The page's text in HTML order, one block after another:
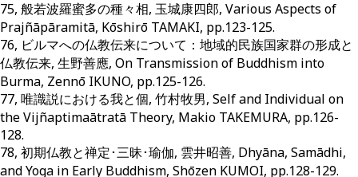
75, 般若波羅蜜多の種々相, 玉城康四郎, Various Aspects of
Prajñāpāramitā, Kōshirō TAMAKI, pp.123-125.
76, ビルマへの仏教伝来について：地域的民族国家群の形成と
仏教伝来, 生野善應, On Transmission of Buddhism into
Burma, Zennō IKUNO, pp.125-126.
77, 唯識説における我と個, 竹村牧男, Self and Individual on
the Vijñaptimaātratā Theory, Makio TAKEMURA, pp.126-
128.
78, 初期仏教と禅定･三昧･瑜伽, 雲井昭善, Dhyāna, Samādhi,
and Yoga in Early Buddhism, Shōzen KUMOI, pp.128-129.